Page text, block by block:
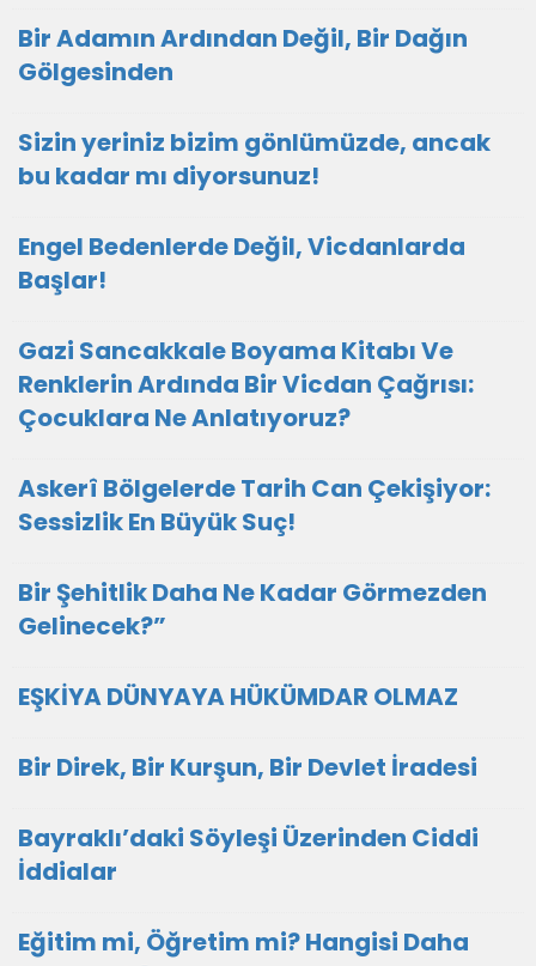
Bir Adamın Ardından Değil, Bir Dağın
Gölgesinden
Sizin yeriniz bizim gönlümüzde, ancak
bu kadar mı diyorsunuz!
Engel Bedenlerde Değil, Vicdanlarda
Başlar!
Gazi Sancakkale Boyama Kitabı Ve
Renklerin Ardında Bir Vicdan Çağrısı:
Çocuklara Ne Anlatıyoruz?
Askerî Bölgelerde Tarih Can Çekişiyor:
Sessizlik En Büyük Suç!
Bir Şehitlik Daha Ne Kadar Görmezden
Gelinecek?”
EŞKİYA DÜNYAYA HÜKÜMDAR OLMAZ
Bir Direk, Bir Kurşun, Bir Devlet İradesi
Bayraklı’daki Söyleşi Üzerinden Ciddi
İddialar
Eğitim mi, Öğretim mi? Hangisi Daha